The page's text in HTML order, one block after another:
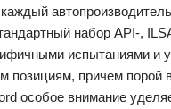
набор API-,
испытаниями и
позициям, причем порой
особое внимание